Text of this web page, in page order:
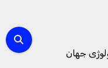
جهان